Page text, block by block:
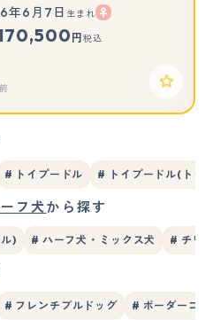
年6月7日 生まれ
円 税込
# トイプードル # トイプードル(トイ)
フ犬から探す
) # ハーフ犬・ミックス犬 # チワ
# フレンチブルドッグ # ボーダーコリ